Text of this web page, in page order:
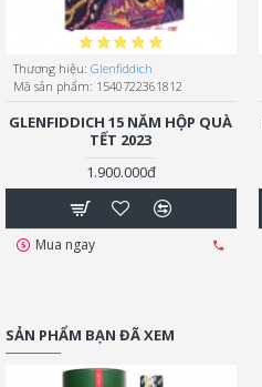
Thương hiệu: Glenfiddich
Mã sản phẩm: 1540722361812
GLENFIDDICH 15 NĂM HỘP QUÀ
TẾT 2023
1.900.000đ
Mua ngay
SẢN PHẨM BẠN ĐÃ XEM